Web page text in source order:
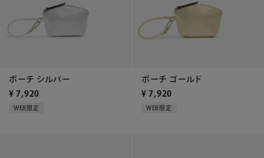
ポーチ シルバー
¥ 7,920
WEB限定
ポーチ ゴールド
¥ 7,920
WEB限定